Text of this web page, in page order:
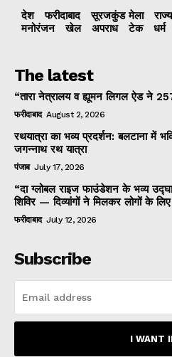
देश फरीदाबाद सूरजकुंड मेला राज्‍य
मनोरंजन
खेल अपराध टेक धर्म
The latest
“तारा नेत्रालय व ह्यूमन लिगल ऐड ने
फरीदाबाद August 2, 2026
रथयात्रा का भव्य प्रदर्शन: बलटाना में
जगन्नाथ रथ यात्रा
पंजाब July 17, 2026
“दा ग्लोबल राइज फाउंडेशन के भव्य
शिविर — दिव्यांगों ने मिलकर लोगों के
फरीदाबाद July 12, 2026
Subscribe
I WANT